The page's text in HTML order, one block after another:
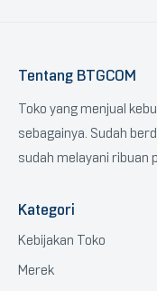
Tentang BTGCOM
Toko yang menjual
sebagainya. Sudah
sudah melayani ribuan
Kategori
Kebijakan Toko
Merek